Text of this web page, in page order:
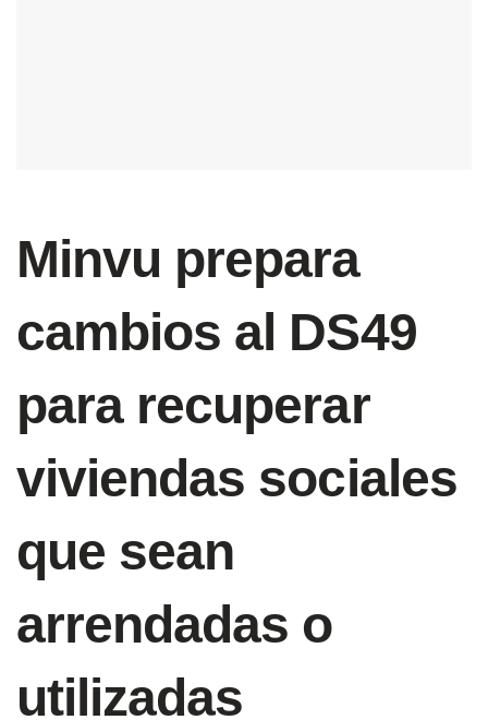
Minvu prepara
cambios al DS49
para recuperar
viviendas sociales
que sean
arrendadas o
utilizadas